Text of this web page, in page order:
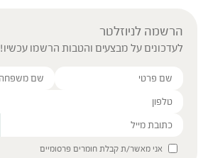
הרשמה לניוזלטר
לעדכונים על מבצעים והטבות הרשמו עכשיו!
Please leave this field empty.
אני מאשר/ת קבלת חומרים פרסומיים